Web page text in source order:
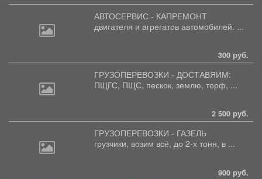
АВТОСЕРВИС - КАПРЕМОНТ
двигателя и агрегатов автомобилей. ...
300 руб.
ГРУЗОПЕРЕВОЗКИ - ДОСТАВЯИМ:
ПЩГС, ПЩС, пескок, землю, торф, ...
2 500 руб.
ГРУЗОПЕРЕВОЗКИ - ГАЗЕЛЬ
грузчики, возим всё, до 2-х тонн, в ...
900 руб.